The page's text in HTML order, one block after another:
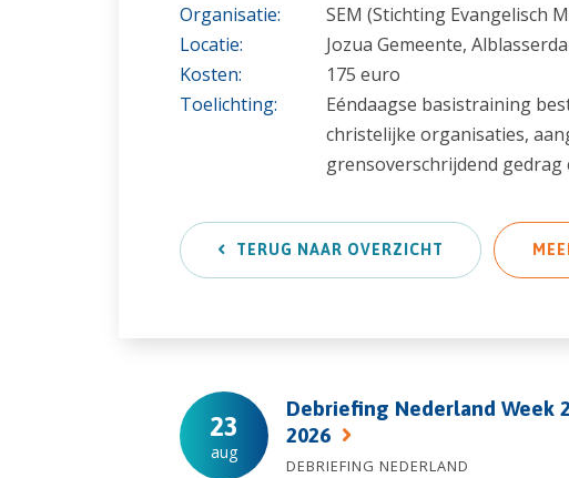
Organisatie:
SEM (Stichting Evangelisch
Locatie:
Jozua Gemeente,
Kosten:
175 euro
Toelichting:
Eéndaagse basistraining
christelijke organisaties,
grensoverschrijdend
TERUG NAAR OVERZICHT
23
aug
Debriefing Nederland Week
2026
DEBRIEFING NEDERLAND